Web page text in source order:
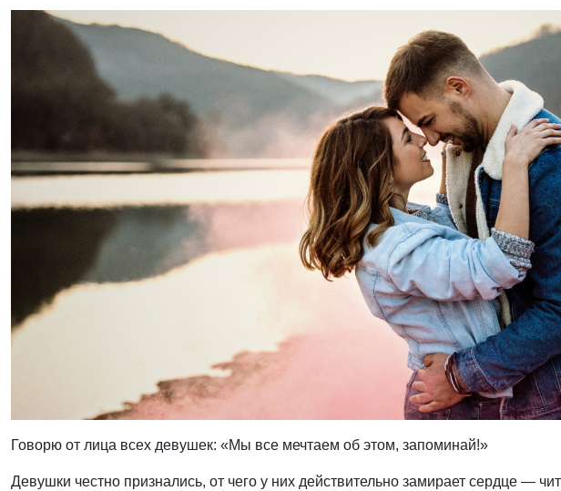
Говорю от лица всех девушек: «Мы все мечтаем об этом, запоминай!»
Девушки честно признались, от чего у них действительно замирает сердце —